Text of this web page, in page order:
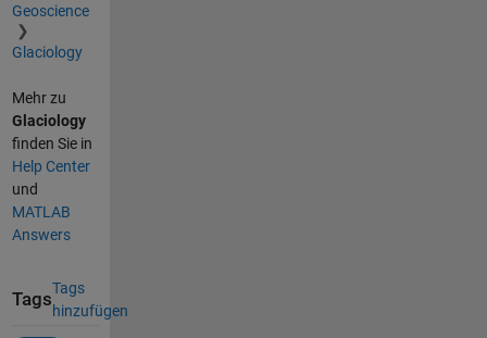
Geoscience
Glaciology
Mehr zu
Glaciology
finden Sie in
Help Center
und
MATLAB
Answers
Tags
Tags
hinzufügen